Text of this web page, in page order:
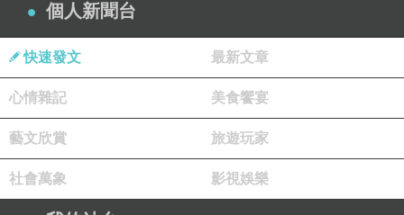
個人新聞台
快速發文 最新文章
心情雜記 美食饗宴
藝文欣賞 旅遊玩家
社會萬象 影視娛樂